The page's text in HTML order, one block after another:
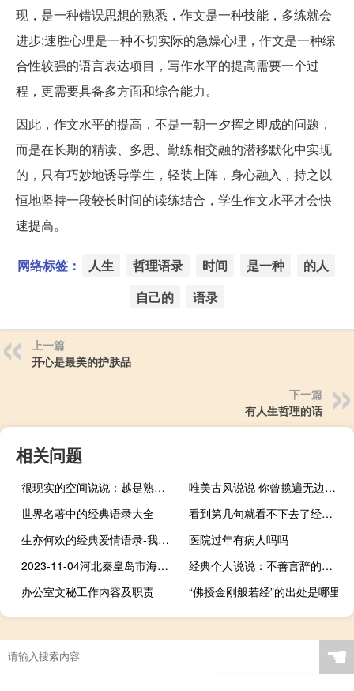
现，是一种错误思想的熟悉，作文是一种技能，多练就会
进步;速胜心理是一种不切实际的急燥心理，作文是一种综
合性较强的语言表达项目，写作水平的提高需要一个过
程，更需要具备多方面和综合能力。
因此，作文水平的提高，不是一朝一夕挥之即成的问题，
而是在长期的精读、多思、勤练相交融的潜移默化中实现
的，只有巧妙地诱导学生，轻装上阵，身心融入，持之以
恒地坚持一段较长时间的读练结合，学生作文水平才会快
速提高。
网络标签： 人生 哲理语录 时间 是一种
的人
自己的
语录
上一篇
开心是最美的护肤品
下一篇
有人生哲理的话
相关问题
很现实的空间说说：越是熟悉你的人，就越知道捅哪里会让你痛
唯美古风说说 你曾揽遍无边风月后来字里行间再也无关风月
世界名著中的经典语录大全
看到第几句就看不下去了经典爱情语录
生亦何欢的经典爱情语录-我愿为你演绎几丗柔情
医院过年有病人吗吗
2023-11-04河北秦皇岛市海港区(黄蘑)的报价是多少
经典个人说说：不善言辞的我，却总想和你废话连篇
办公室文秘工作内容及职责
“佛授金刚般若经”的出处是哪里
☚